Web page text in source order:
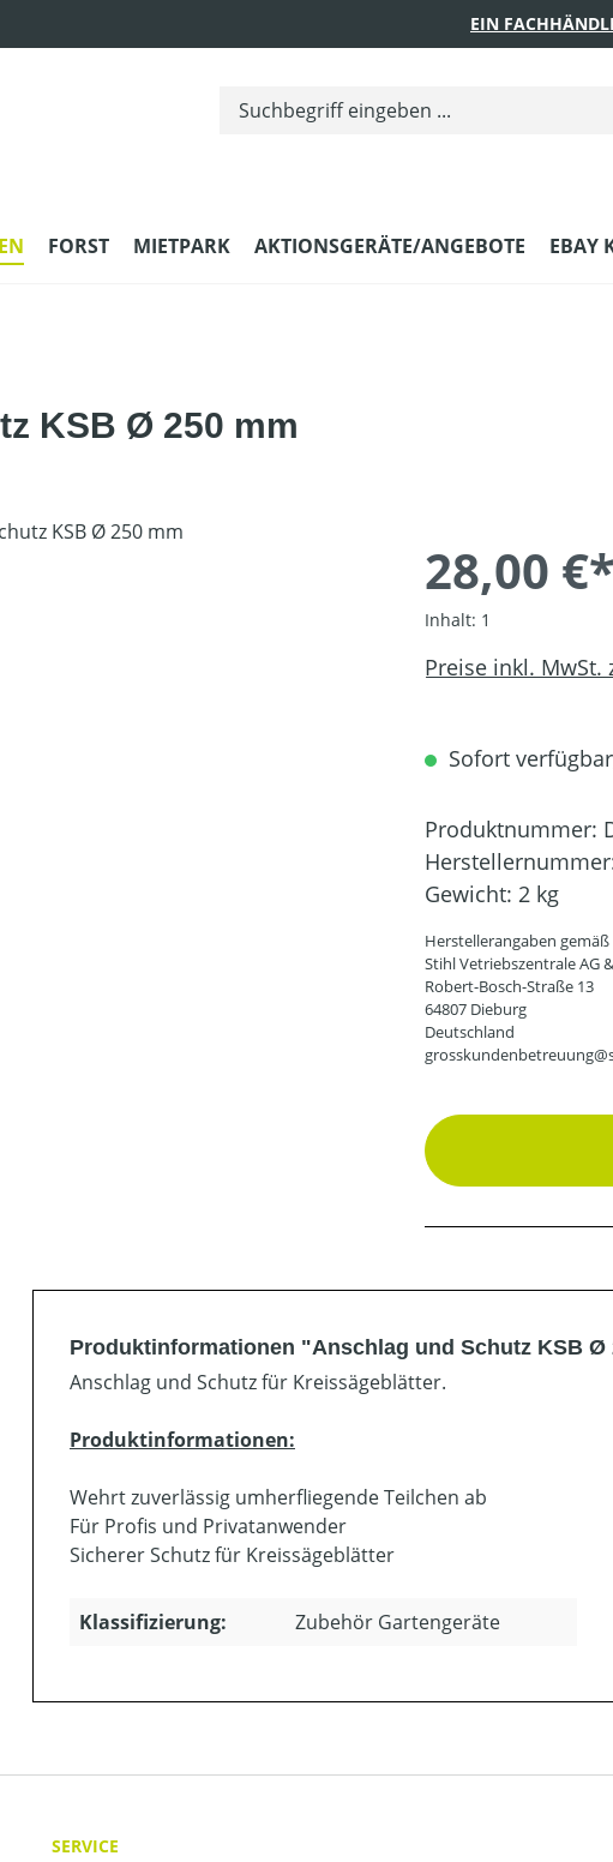
EIN
FORST MIETPARK AKTIONSGERÄTE/ANGEBOTE EBAY
KSB Ø 250 mm
28,00 €*
Inhalt: 1
Preise inkl. MwSt.
Sofort
Produktnummer:
Gewicht: 2 kg
Herstellerangaben
Stihl Vetriebszentrale AG
Robert-Bosch-Straße 13
64807 Dieburg
Deutschland
Produktinformationen "Anschlag und Schutz KSB Ø
Anschlag und Schutz für Kreissägeblätter.
Produktinformationen:
Wehrt zuverlässig umherfliegende Teilchen ab
Für Profis und Privatanwender
Sicherer Schutz für Kreissägeblätter
Klassifizierung: Zubehör Gartengeräte
SERVICE